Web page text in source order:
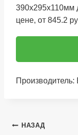
390х295х110мм
цене, от 845.2
Навигация
НАЗАД